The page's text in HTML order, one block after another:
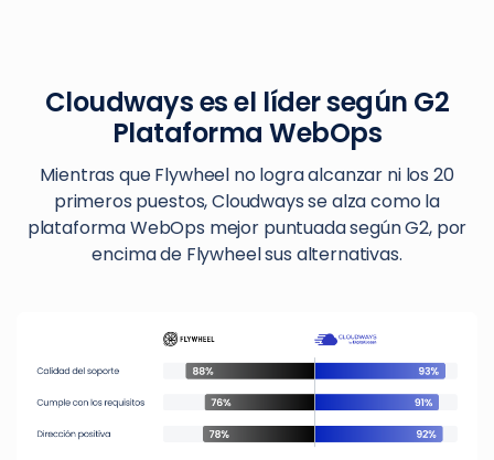
Cloudways es el líder según G2
Plataforma WebOps
Mientras que Flywheel no logra alcanzar ni los 20
primeros puestos, Cloudways se alza como la
plataforma WebOps mejor puntuada según G2, por
encima de Flywheel sus alternativas.